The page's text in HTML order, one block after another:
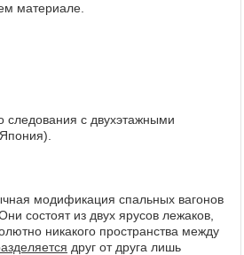
материале.
следования с двухэтажными
модификация спальных вагонов
состоят из двух ярусов лежаков,
никакого пространства между
друг от друга лишь